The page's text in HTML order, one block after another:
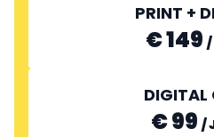
PRINT +
€ 149 /
DIGITAL
€ 99 /